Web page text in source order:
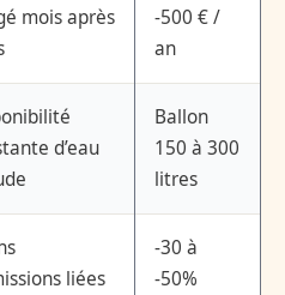
mois après
-500 € /
an
d’eau
Ballon
150 à 300
litres
liées
-30 à
-50%